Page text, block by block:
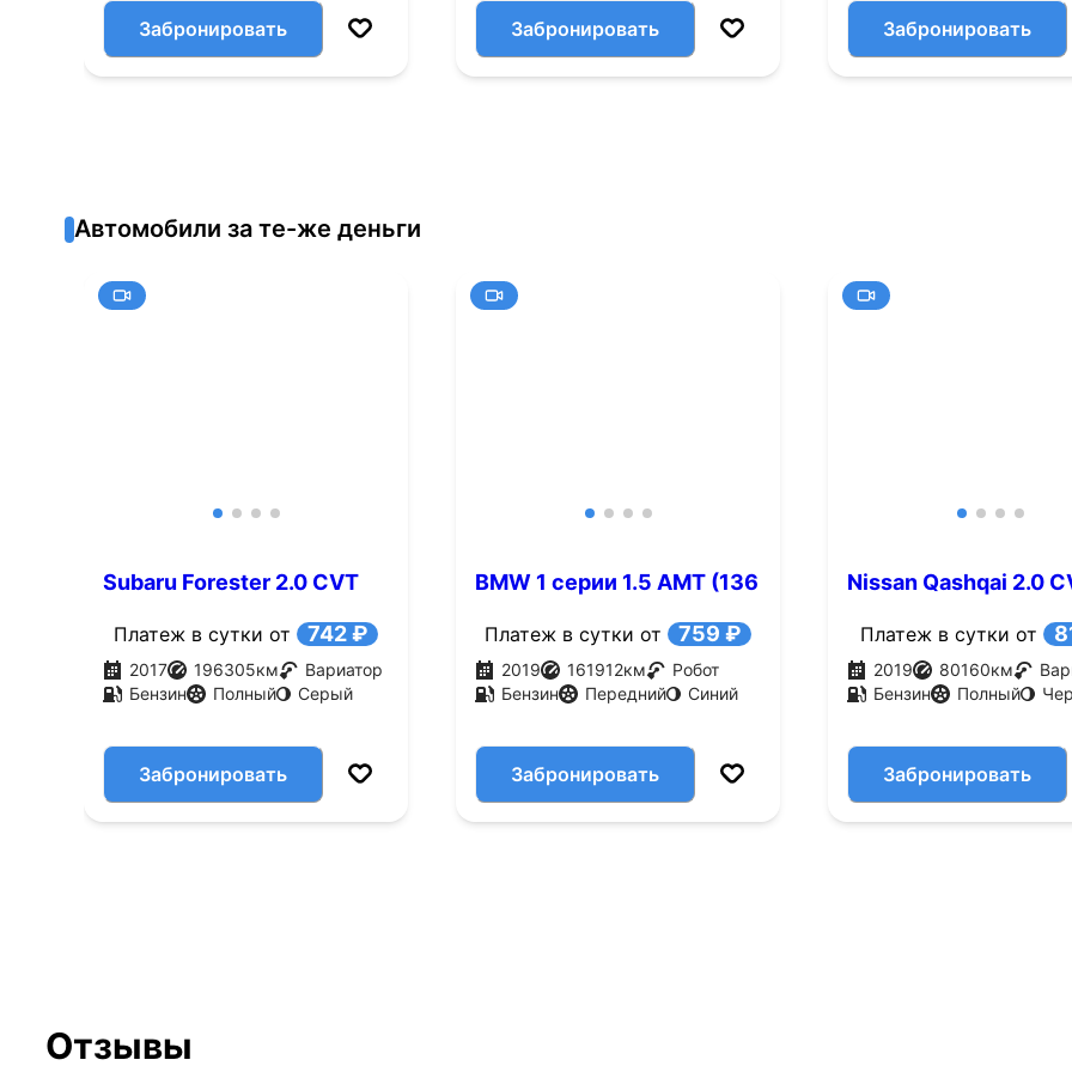
Забронировать Забронировать Забронировать
Автомобили за те-же деньги
Subaru Forester 2.0 CVT
Платеж в сутки от 742 ₽
2017 196305км
Вариатор
Бензин
Полный Серый
Забронировать
BMW 1 серии 1.5 AMT (136
Платеж в сутки от 759 ₽
2019 161912км
Робот
Бензин
Передний Синий
Забронировать
Nissan Qashqai 2.0
Платеж в сутки от
2019 80160км
Бензин
Полный
Забронировать
Отзывы